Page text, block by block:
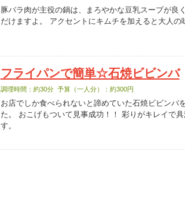
豚バラ肉が主役の鍋は、まろやかな豆乳スープが良
だけますよ。 アクセントにキムチを加えると大人の
フライパンで簡単☆石焼ビビンバ
調理時間：約30分 予算（一人分）：約300円
お店でしか食べられないと諦めていた石焼ビビンバ
た。 おこげもついて見事成功！！ 彩りがキレイで
す。